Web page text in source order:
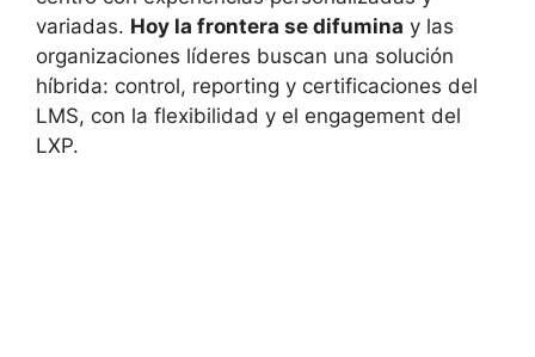
variadas. Hoy la frontera se difumina y las
organizaciones líderes buscan una solución
híbrida: control, reporting y certificaciones del
LMS, con la flexibilidad y el engagement del
LXP.